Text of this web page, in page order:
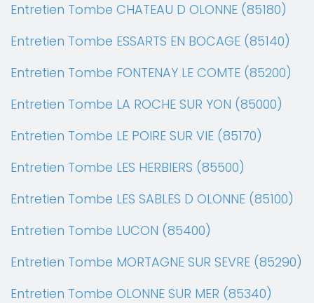
Entretien Tombe CHATEAU D OLONNE (85180)
Entretien Tombe ESSARTS EN BOCAGE (85140)
Entretien Tombe FONTENAY LE COMTE (85200)
Entretien Tombe LA ROCHE SUR YON (85000)
Entretien Tombe LE POIRE SUR VIE (85170)
Entretien Tombe LES HERBIERS (85500)
Entretien Tombe LES SABLES D OLONNE (85100)
Entretien Tombe LUCON (85400)
Entretien Tombe MORTAGNE SUR SEVRE (85290)
Entretien Tombe OLONNE SUR MER (85340)